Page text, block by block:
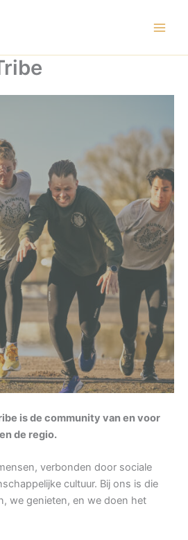
is de community van en voor
de regio.
verbonden door sociale
cultuur. Bij ons is die
we genieten, en we doen het